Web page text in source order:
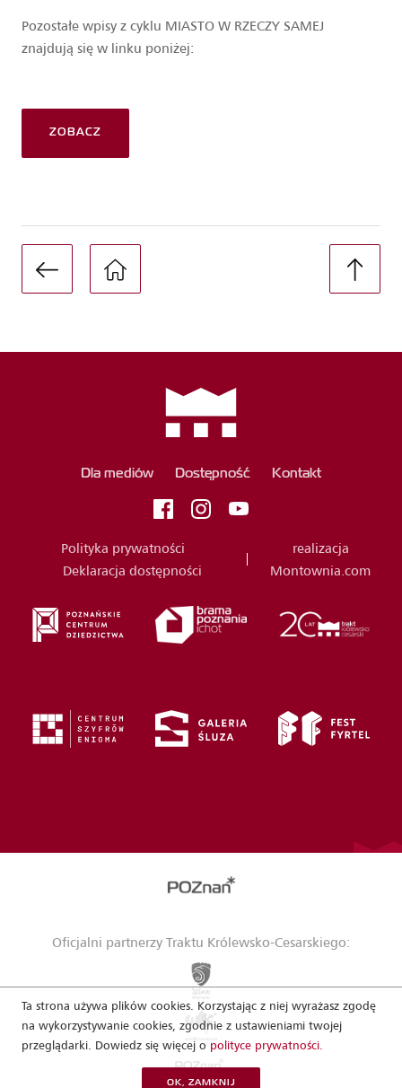
Pozostałe wpisy z cyklu MIASTO W RZECZY SAMEJ
znajdują się w linku poniżej:
ZOBACZ
Dla mediów Dostępność Kontakt
Polityka prywatności
Deklaracja dostępności
realizacja
Montownia.com
Oficjalni partnerzy Traktu Królewsko-Cesarskiego:
Ta strona używa plików cookies. Korzystając z niej wyrażasz zgodę
na wykorzystywanie cookies, zgodnie z ustawieniami twojej
przeglądarki. Dowiedz się więcej o polityce prywatności.
OK, ZAMKNIJ